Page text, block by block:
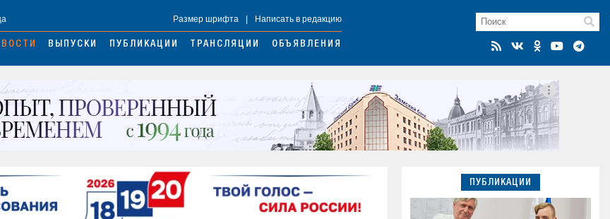
Размер шрифта Написать в редакцию
ВЫПУСКИ ПУБЛИКАЦИИ ТРАНСЛЯЦИИ ОБЪЯВЛЕНИЯ
ПУБЛИКАЦИИ